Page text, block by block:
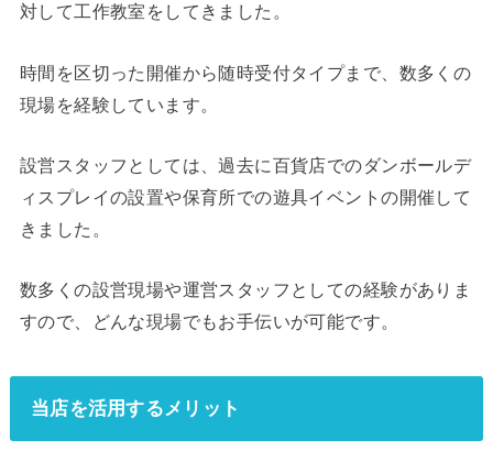
対して工作教室をしてきました。
時間を区切った開催から随時受付タイプまで、数多くの
現場を経験しています。
設営スタッフとしては、過去に百貨店でのダンボールデ
ィスプレイの設置や保育所での遊具イベントの開催して
きました。
数多くの設営現場や運営スタッフとしての経験がありま
すので、どんな現場でもお手伝いが可能です。
当店を活用するメリット